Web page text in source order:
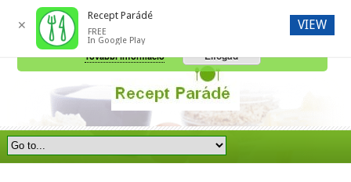
A honlap további használatához a sütik használatát el kell fogadni.
További információ
Elfogad
✕
Recept Parádé
FREE
In Google Play
VIEW